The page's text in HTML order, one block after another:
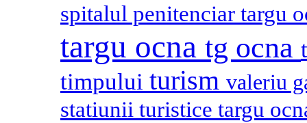
spitalul penitenciar targu
targu ocna tg ocna
timpului turism valeriu
statiunii turistice targu